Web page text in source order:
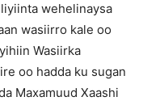
wehelinaysa
wasiirro kale oo
Wasiirka
oo hadda ku sugan
Maxamuud Xaashi